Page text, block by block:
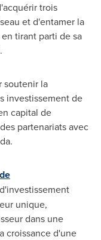
trois
et d'entamer la
tirant parti de sa
soutenir la
investissement de
capital de
partenariats avec
.
unique,
dans une
croissance d'une